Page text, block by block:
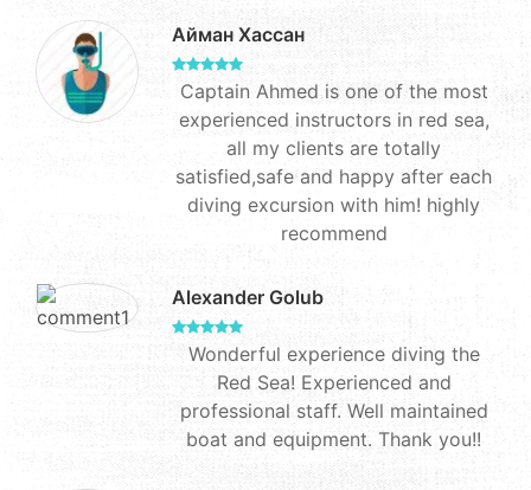
Айман Хассан
Captain Ahmed is one of the most
experienced instructors in red sea,
all my clients are totally
satisfied,safe and happy after each
diving excursion with him! highly
recommend
Alexander Golub
Wonderful experience diving the
Red Sea! Experienced and
professional staff. Well maintained
boat and equipment. Thank you!!